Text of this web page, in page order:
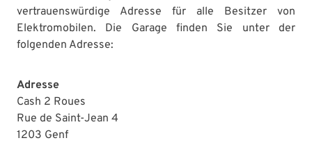
vertrauenswürdige Adresse für alle Besitzer von
Elektromobilen. Die Garage finden Sie unter der
folgenden Adresse:
Adresse
Cash 2 Roues
Rue de Saint-Jean 4
1203 Genf